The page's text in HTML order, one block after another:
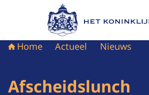
Naar de homepage van
Home Actueel Nieuws
Afscheidslunch